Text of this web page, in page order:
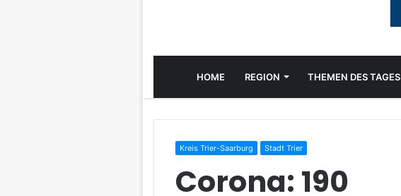
HOME REGION THEMEN DES TAGES
Kreis Trier-Saarburg Stadt Trier
Corona: 190